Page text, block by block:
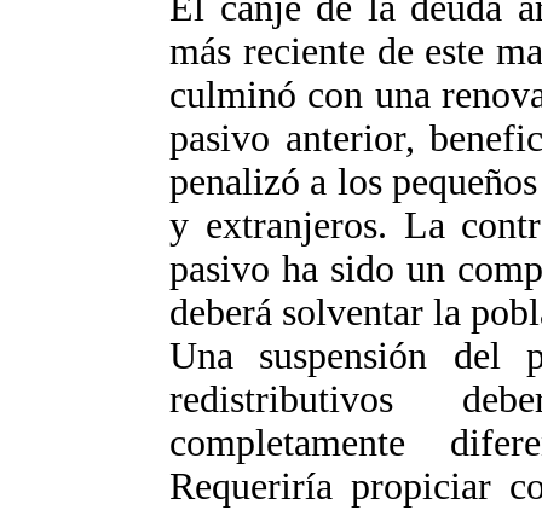
más reciente de este
culminó con una
pasivo anterior,
penalizó a los
y extranjeros. La
pasivo ha sido un
deberá solventar la
Una suspensión del
redistributivos
completamente
Requeriría propiciar